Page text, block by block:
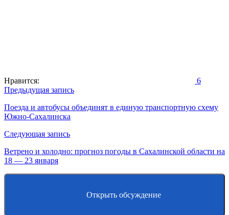
Нравится: 6
Навигация
по
записям
Предыдущая запись
Поезда и автобусы объединят в единую транспортную схему
Южно-Сахалинска
Следующая запись
Ветрено и холодно: прогноз погоды в Сахалинской области на
18 — 23 января
Открыть обсуждение